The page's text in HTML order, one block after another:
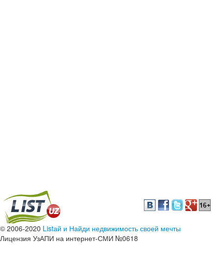
© 2006-2020 Listай и Найди недвижимость своей мечты
Лицензия УзАПИ на интернет-СМИ №0618